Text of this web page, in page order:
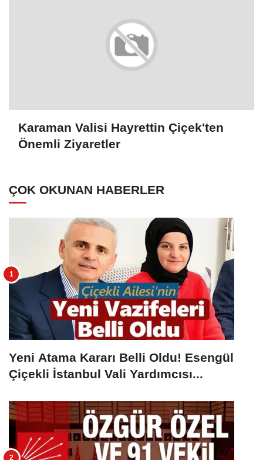
Karaman Valisi Hayrettin Çiçek'ten
Önemli Ziyaretler
ÇOK OKUNAN HABERLER
Yeni Atama Kararı Belli Oldu! Esengül
Çiçekli İstanbul Vali Yardımcısı...